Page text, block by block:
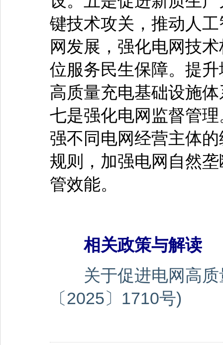
键技术攻关，推动人
网发展，强化电网技
位服务民生保障。提
高质量充电基础设施
七是强化电网监督管
强不同电网经营主体
规则，加强电网自然
管效能。
相关政策与解读
关于促进电网高
〔2025〕1710号)